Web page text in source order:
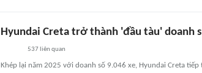
Hyundai Creta trở thành 'đầu tàu' doanh
537 liên quan
Khép lại năm 2025 với doanh số 9.046 xe, Hyundai Creta